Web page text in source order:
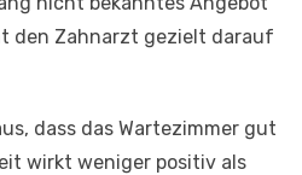
den Zahnarzt gezielt darauf
dass das Wartezimmer gut
wirkt weniger positiv als